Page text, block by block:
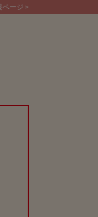
ージ >